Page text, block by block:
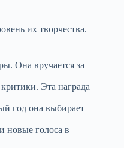
их творчества.
Она вручается за
Эта награда
год она выбирает
новые голоса в